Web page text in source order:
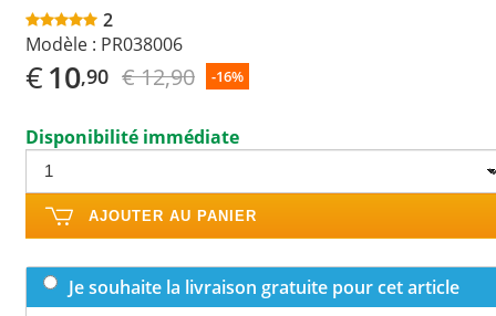
2
Modèle : PR038006
€10,90 € 12,90 -16%
Disponibilité immédiate
AJOUTER AU PANIER
Je souhaite la livraison gratuite pour cet article